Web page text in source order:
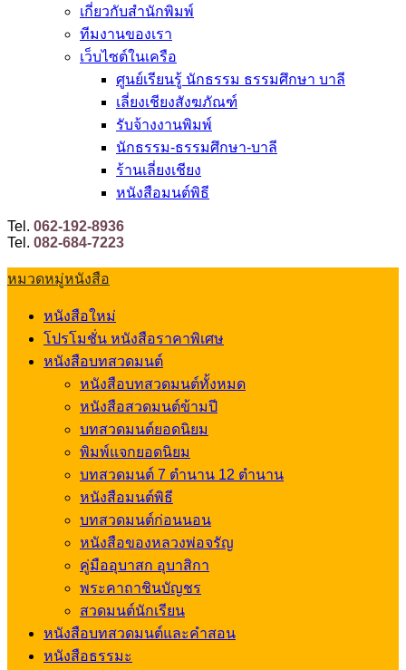
เกี่ยวกับสำนักพิมพ์
ทีมงานของเรา
เว็บไซต์ในเครือ
ศูนย์เรียนรู้ นักธรรม ธรรมศึกษา บาลี
เลี่ยงเชียงสังฆภัณฑ์
รับจ้างงานพิมพ์
นักธรรม-ธรรมศึกษา-บาลี
ร้านเลี่ยงเชียง
หนังสือมนต์พิธี
Tel. 062-192-8936
Tel. 082-684-7223
หมวดหมู่หนังสือ
หนังสือใหม่
โปรโมชั่น หนังสือราคาพิเศษ
หนังสือบทสวดมนต์
หนังสือบทสวดมนต์ทั้งหมด
หนังสือสวดมนต์ข้ามปี
บทสวดมนต์ยอดนิยม
พิมพ์แจกยอดนิยม
บทสวดมนต์ 7 ตำนาน 12 ตำนาน
หนังสือมนต์พิธี
บทสวดมนต์ก่อนนอน
หนังสือของหลวงพ่อจรัญ
คู่มืออุบาสก อุบาสิกา
พระคาถาชินบัญชร
สวดมนต์นักเรียน
หนังสือบทสวดมนต์และคำสอน
หนังสือธรรมะ